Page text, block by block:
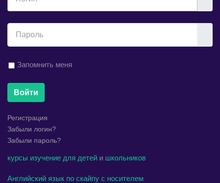
Запомнить меня
Войти
Регистрация
Забыли логин?
Забыли пароль?
курсы изучение для детей и школьников
Английский язык по скайпу с носителем